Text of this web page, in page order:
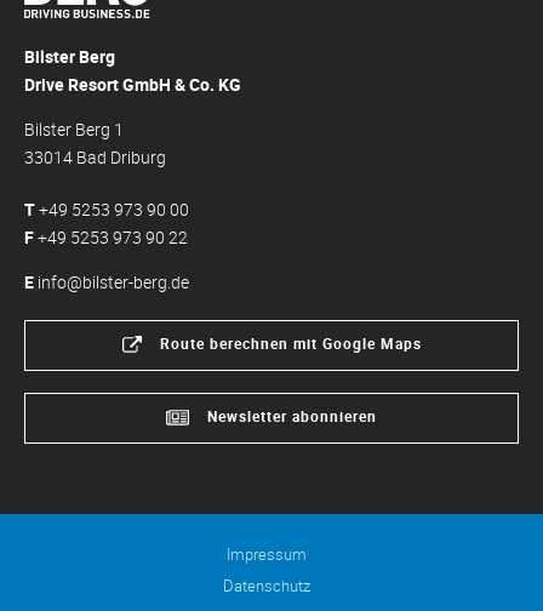
Bilster Berg
Drive Resort GmbH & Co. KG
Bilster Berg 1
33014 Bad Driburg
T+49 5253 973 90 00
F+49 5253 973 90 22
E info@bilster-berg.de
Route berechnen mit Google Maps
Newsletter abonnieren
Impressum
Datenschutz